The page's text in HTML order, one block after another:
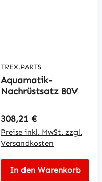
TREX.PARTS
Aquamatik-
Nachrüstsatz 80V
Regulärer Preis:
308,21 €
Preise inkl. MwSt. zzgl.
Versandkosten
In den Warenkorb